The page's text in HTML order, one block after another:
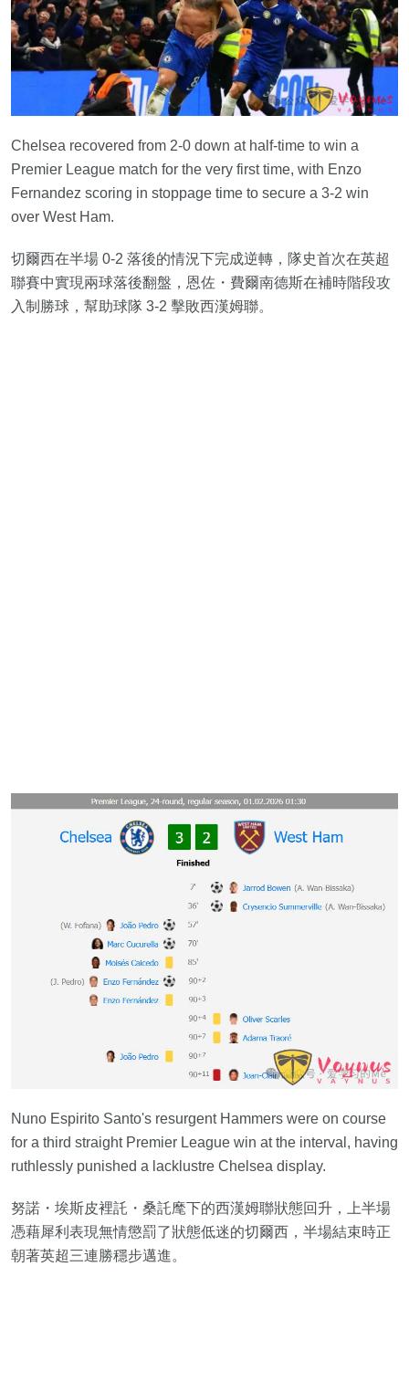
Chelsea recovered from 2-0 down at half-time to win a
Premier League match for the very first time, with Enzo
Fernandez scoring in stoppage time to secure a 3-2 win
over West Ham.
切爾西在半場 0-2 落後的情況下完成逆轉，隊史首次在英超
聯賽中實現兩球落後翻盤，恩佐・費爾南德斯在補時階段攻
入制勝球，幫助球隊 3-2 擊敗西漢姆聯。
Nuno Espirito Santo's resurgent Hammers were on course
for a third straight Premier League win at the interval, having
ruthlessly punished a lacklustre Chelsea display.
努諾・埃斯皮裡託・桑託麾下的西漢姆聯狀態回升，上半場
憑藉犀利表現無情懲罰了狀態低迷的切爾西，半場結束時正
朝著英超三連勝穩步邁進。